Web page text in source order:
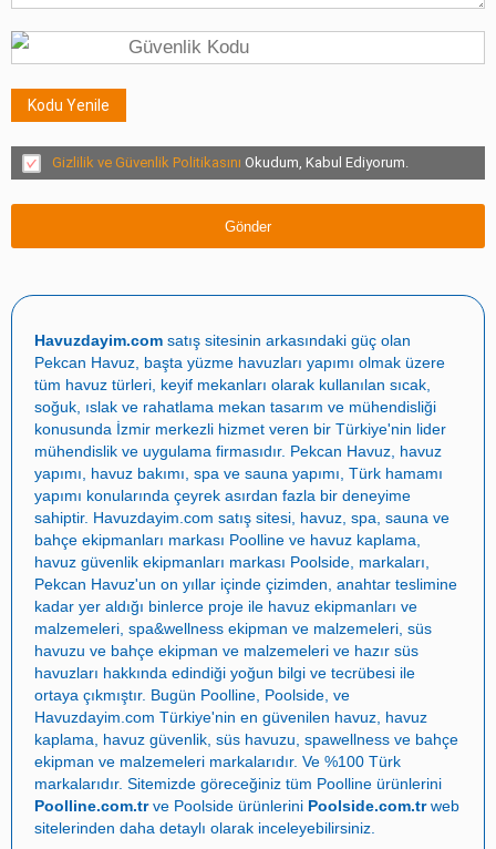
Kodu Yenile
Gizlilik ve Güvenlik Politikasını Okudum, Kabul Ediyorum.
Havuzdayim.com satış sitesinin arkasındaki güç olan
Pekcan Havuz , başta yüzme havuzları yapımı olmak üzere
tüm havuz türleri, keyif mekanları olarak kullanılan sıcak,
soğuk, ıslak ve rahatlama mekan tasarım ve mühendisliği
konusunda İzmir merkezli hizmet veren bir Türkiye'nin lider
mühendislik ve uygulama firmasıdır. Pekcan Havuz havuz
yapımı
havuz bakımı spa ve sauna yapımı Türk hamamı
yapımı konularında çeyrek asırdan fazla bir deneyime
sahiptir. Havuzdayim.com satış sitesi, havuz, spa, sauna ve
bahçe ekipmanları markası Poolline ve havuz kaplama,
havuz güvenlik ekipmanları markası Poolside , markaları,
Pekcan Havuz'un on yıllar içinde çizimden, anahtar teslimine
kadar yer aldığı binlerce proje ile havuz ekipmanları ve
malzemeleri spa&wellness ekipman ve malzemeleri süs
havuzu ve bahçe ekipman ve malzemeleri ve hazır süs
havuzları hakkında edindiği yoğun bilgi ve tecrübesi ile
ortaya çıkmıştır. Bugün Poolline Poolside , ve
Havuzdayim.com Türkiye'nin en güvenilen havuz havuz
kaplama
havuz güvenlik süs havuzu spawellness ve bahçe
ekipman ve malzemeleri markalarıdır. Ve %100 Türk
markalarıdır. Sitemizde göreceğiniz tüm Poolline ürünlerini
Poolline.com.trve Poolside ürünlerini Poolside.com.trweb
sitelerinden daha detaylı olarak inceleyebilirsiniz.